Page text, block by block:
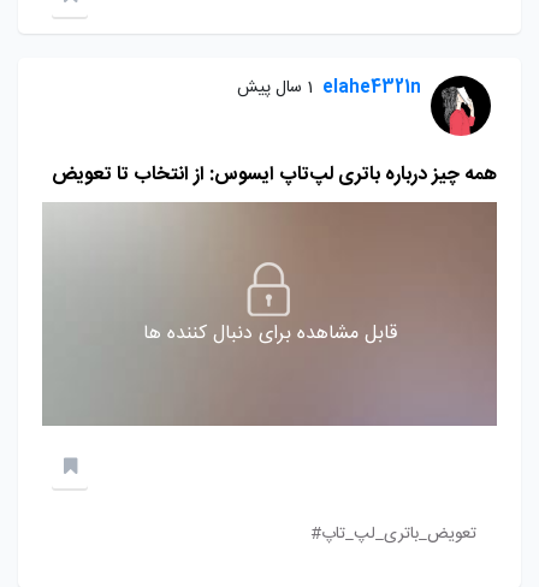
elahe4321n 1 سال پیش
همه چیز درباره باتری لپ‌تاپ ایسوس: از انتخاب تا تعویض
قابل مشاهده برای دنبال کننده ها
تعویض_باتری_لپ_تاپ#